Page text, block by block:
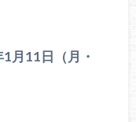
月11日（月・